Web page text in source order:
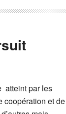
atteint par les
coopération et de